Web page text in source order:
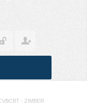
- ZIMBER